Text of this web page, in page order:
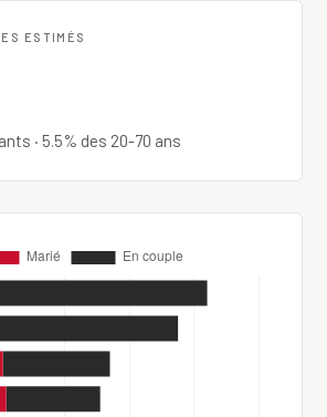
ESTIMÉS
· 5.5% des 20-70 ans